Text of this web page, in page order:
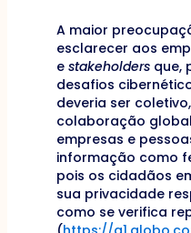
A maior
esclarecer aos
e stakeholders que,
desafios
deveria ser
colaboração
empresas e
informação como
pois os cidadãos
sua privacidade
como se verifica